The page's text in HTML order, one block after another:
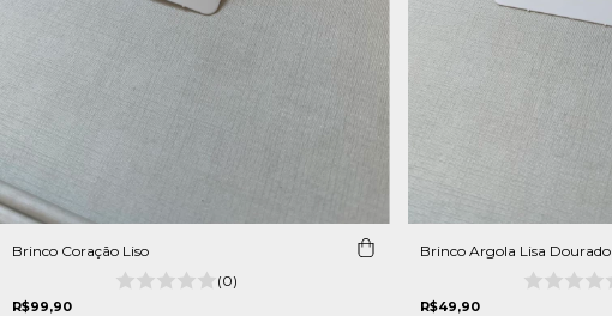
Brinco Coração Liso
(0)
R$99,90
Brinco Argola Lisa Dourado
R$49,90